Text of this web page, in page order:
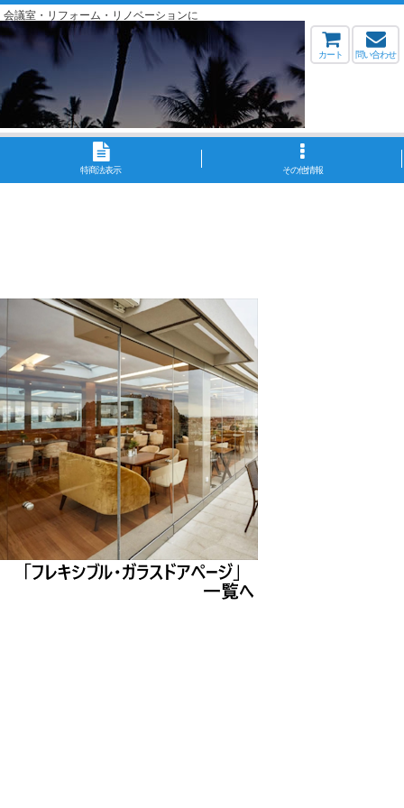
議室・リフォーム・リノベーションに
カート 問い合わせ
特商法表示 その他情報